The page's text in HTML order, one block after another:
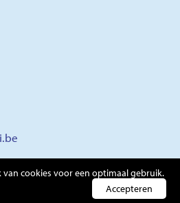
cookies voor een optimaal gebruik.
Accepteren